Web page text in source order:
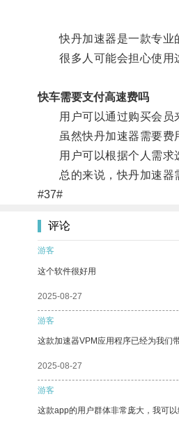
快丹加速器是一款专业的
很多人可能会担心使用这
快车需要支付高速费吗
用户可以通过购买会员来
虽然快丹加速器需要费用
用户可以根据个人需求选
总的来说，快丹加速器需
#37#
评论
游客
这个软件很好用
2025-08-27
游客
这款加速器VPM应用程序已经为我们
2025-08-27
游客
这款app的用户群体非常庞大，我可以